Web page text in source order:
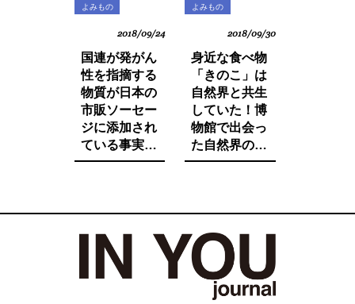
よみもの
2018/09/24
国連が発がん
性を指摘する
物質が日本の
市販ソーセー
ジに添加され
ている事実を
ご存知です
子供に食べさ
せたくないそ
の中身とは。
よみもの
2018/09/30
身近な食べ物
「きのこ」は
自然界と共生
していた！博
物館で出会っ
た自然界の法
則と栄養価が